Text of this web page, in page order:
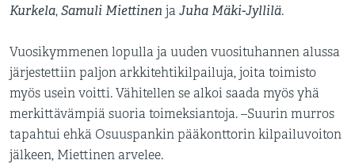
Kurkela, Samuli Miettinen ja Juha Mäki-Jyllilä.
Vuosikymmenen lopulla ja uuden vuosituhannen alussa
järjestettiin paljon arkkitehtikilpailuja, joita toimisto
myös usein voitti. Vähitellen se alkoi saada myös yhä
merkittävämpiä suoria toimeksiantoja. –Suurin murros
tapahtui ehkä Osuuspankin pääkonttorin kilpailuvoiton
jälkeen, Miettinen arvelee.